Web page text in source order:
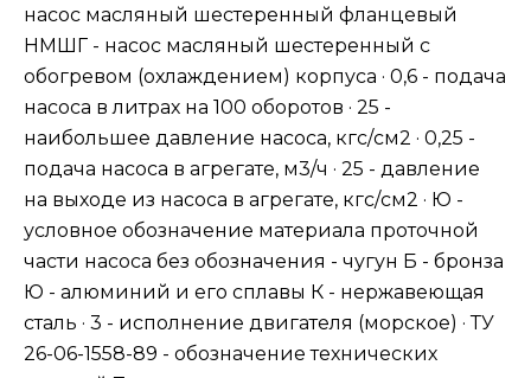
насос масляный шестеренный фланцевый
НМШГ - насос масляный шестеренный с
обогревом (охлаждением) корпуса · 0,6 - подача
насоса в литрах на 100 оборотов · 25 -
наибольшее давление насоса, кгс/см2 · 0,25 -
подача насоса в агрегате, м3/ч · 25 - давление
на выходе из насоса в агрегате, кгс/см2 · Ю -
условное обозначение материала проточной
части насоса без обозначения - чугун Б - бронза
Ю - алюминий и его сплавы К - нержавеющая
сталь · 3 - исполнение двигателя (морское) · ТУ
26-06-1558-89 - обозначение технических